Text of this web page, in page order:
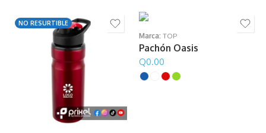
NO RESURTIBLE
Marca: TOP
Pachón Oasis
Q0.00